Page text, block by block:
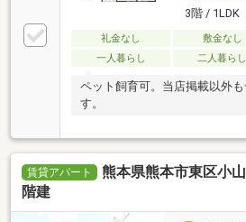
3階 / 1LDK
礼金なし 敷金なし
一人暮らし
二人暮らし
ペット飼育可。当店掲載以外
す。
賃貸アパート
熊本県熊本市東区小
階建